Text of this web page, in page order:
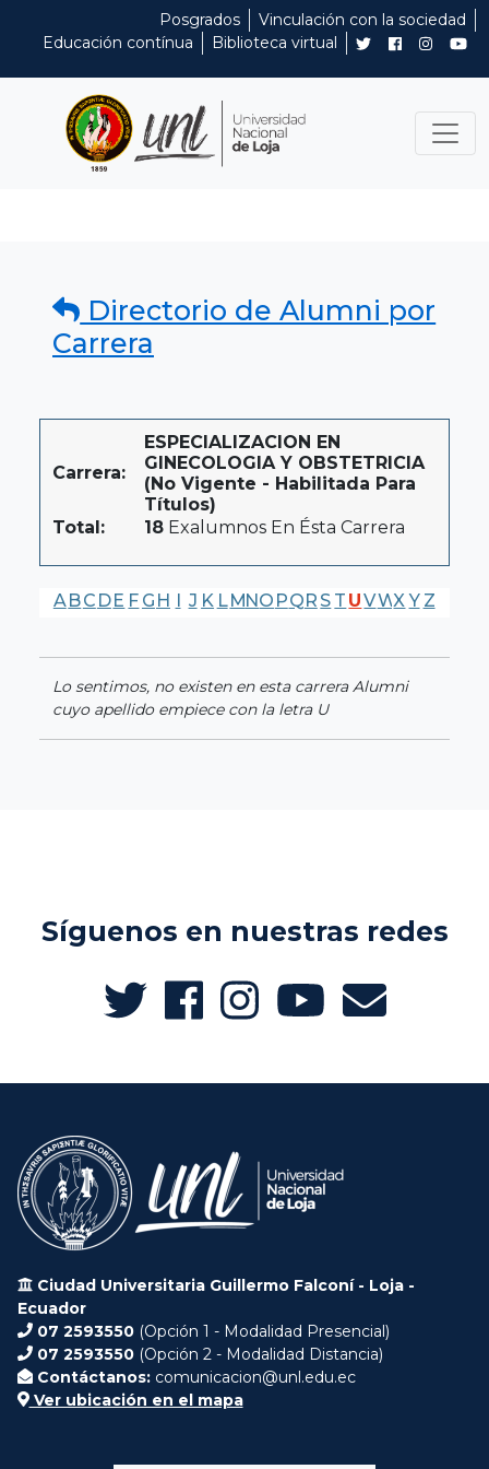
Posgrados
Vinculación con la sociedad
Educación contínua
Biblioteca virtual
Directorio de Alumni por
Carrera
Carrera:
ESPECIALIZACION EN
GINECOLOGIA Y OBSTETRICIA
(No Vigente - Habilitada Para
Títulos)
Total:
18 Exalumnos En Ésta Carrera
A BC DE F G H I J K LMNO PQR S T UVWX Y Z
Lo sentimos, no existen en esta carrera Alumni
cuyo apellido empiece con la letra U
Síguenos en nuestras redes
Ciudad Universitaria Guillermo Falconí - Loja -
Ecuador
07 2593550 (Opción 1 - Modalidad Presencial)
07 2593550 (Opción 2 - Modalidad Distancia)
Contáctanos: comunicacion@unl.edu.ec
Ver ubicación en el mapa